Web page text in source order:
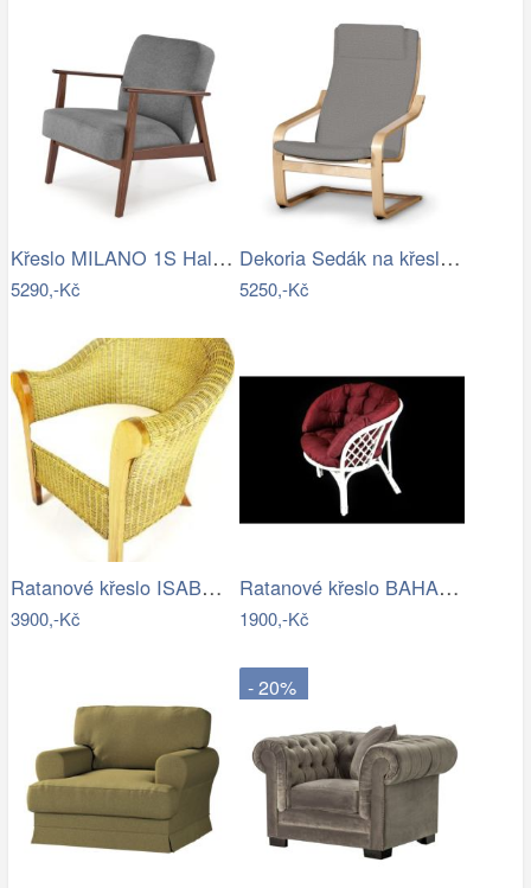
Křeslo MILANO 1S Halmar
5290,-Kč
Dekoria Sedák na křeslo IKEA Poäng II,…
5250,-Kč
Ratanové křeslo ISABEL - světlý med
3900,-Kč
Ratanové křeslo BAHAMA - bílý ratan -…
1900,-Kč
- 20%